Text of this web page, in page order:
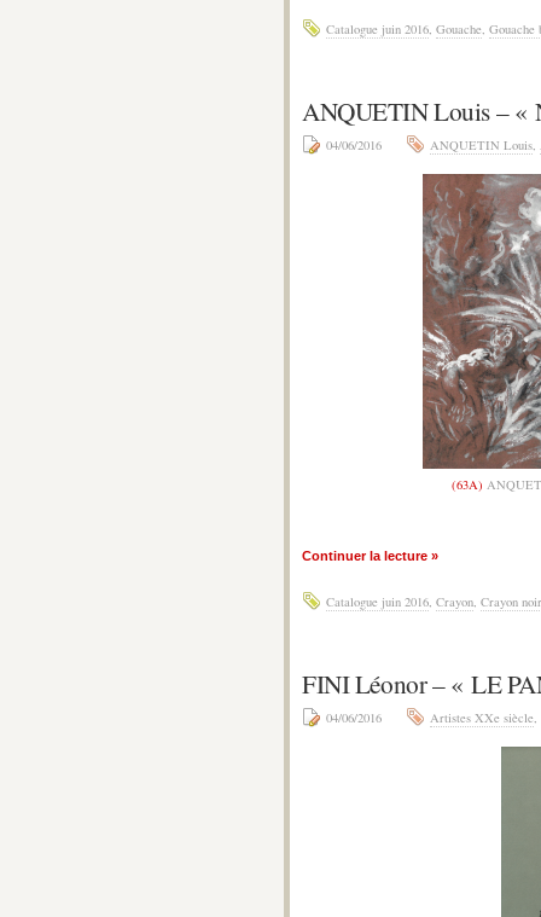
Catalogue juin 2016, Gouache, Gouache
ANQUETIN Louis – «
04/06/2016 ANQUETIN Louis,
(63A)
Continuer la lecture »
Catalogue juin 2016, Crayon, Crayon noir
FINI Léonor – « LE
04/06/2016 Artistes XXe siècle,